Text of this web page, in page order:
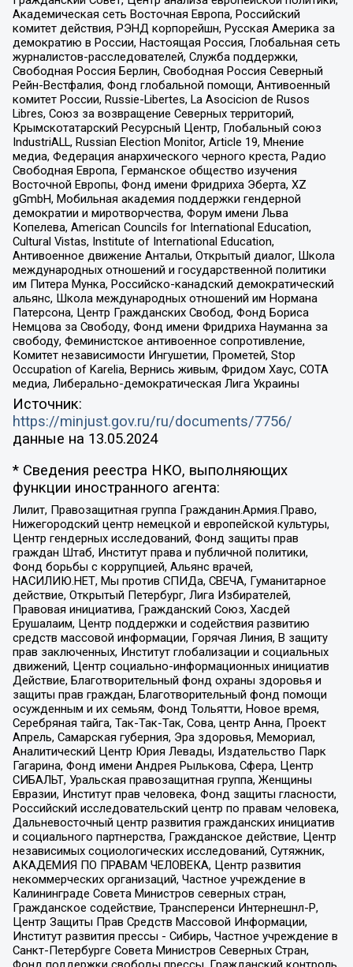
Академическая сеть Восточная Европа, Российский
комитет действия, РЭНД корпорейшн, Русская Америка за
демократию в России, Настоящая Россия, Глобальная сеть
журналистов-расследователей, Служба поддержки,
Свободная Россия Берлин, Свободная Россия Северный
Рейн-Вестфалия, Фонд глобальной помощи, Антивоенный
комитет России, Russie-Libertes, La Asocicion de Rusos
Libres, Союз за возвращение Северных территорий,
Крымскотатарский Ресурсный Центр, Глобальный союз
IndustriALL, Russian Election Monitor, Article 19, Мнение
медиа, Федерация анархического черного креста, Радио
Свободная Европа, Германское общество изучения
Восточной Европы, Фонд имени Фридриха Эберта, XZ
gGmbH, Мобильная академия поддержки гендерной
демократии и миротворчества, Форум имени Льва
Копелева, American Councils for International Education,
Cultural Vistas, Institute of International Education,
Антивоенное движение Антальи, Открытый диалог, Школа
международных отношений и государственной политики
им Питера Мунка, Российско-канадский демократический
альянс, Школа международных отношений им Нормана
Патерсона, Центр Гражданских Свобод, Фонд Бориса
Немцова за Свободу, Фонд имени Фридриха Науманна за
свободу, Феминистское антивоенное сопротивление,
Комитет независимости Ингушетии, Прометей, Stop
Occupation of Karelia, Вернись живым, Фридом Хаус, СОТА
медиа, Либерально-демократическая Лига Украины
Источник:
https://minjust.gov.ru/ru/documents/7756/
данные на 13.05.2024
* Сведения реестра НКО, выполняющих
функции иностранного агента:
Лилит, Правозащитная группа Гражданин.Армия.Право,
Нижегородский центр немецкой и европейской культуры,
Центр гендерных исследований, Фонд защиты прав
граждан Штаб, Институт права и публичной политики,
Фонд борьбы с коррупцией, Альянс врачей,
НАСИЛИЮ.НЕТ, Мы против СПИДа, СВЕЧА, Гуманитарное
действие, Открытый Петербург, Лига Избирателей,
Правовая инициатива, Гражданский Союз, Хасдей
Ерушалаим, Центр поддержки и содействия развитию
средств массовой информации, Горячая Линия, В защиту
прав заключенных, Институт глобализации и социальных
движений, Центр социально-информационных инициатив
Действие, Благотворительный фонд охраны здоровья и
защиты прав граждан, Благотворительный фонд помощи
осужденным и их семьям, Фонд Тольятти, Новое время,
Серебряная тайга, Так-Так-Так, Сова, центр Анна, Проект
Апрель, Самарская губерния, Эра здоровья, Мемориал,
Аналитический Центр Юрия Левады, Издательство Парк
Гагарина, Фонд имени Андрея Рылькова, Сфера, Центр
СИБАЛЬТ, Уральская правозащитная группа, Женщины
Евразии, Институт прав человека, Фонд защиты гласности,
Российский исследовательский центр по правам человека,
Дальневосточный центр развития гражданских инициатив
и социального партнерства, Гражданское действие, Центр
независимых социологических исследований, Сутяжник,
АКАДЕМИЯ ПО ПРАВАМ ЧЕЛОВЕКА, Центр развития
некоммерческих организаций, Частное учреждение в
Калининграде Совета Министров северных стран,
Гражданское содействие, Трансперенси Интернешнл-Р,
Центр Защиты Прав Средств Массовой Информации,
Институт развития прессы - Сибирь, Частное учреждение в
Санкт-Петербурге Совета Министров Северных Стран,